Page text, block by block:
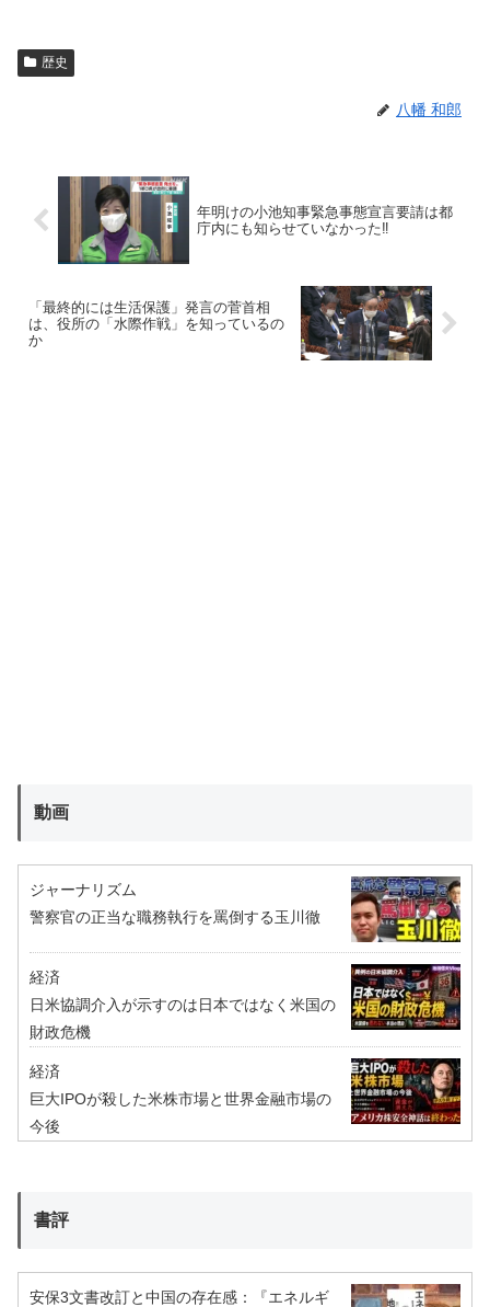
歴史
八幡 和郎
年明けの小池知事緊急事態宣言要請は都
庁内にも知らせていなかった‼️
「最終的には生活保護」発言の菅首相
は、役所の「水際作戦」を知っているの
か
動画
ジャーナリズム
警察官の正当な職務執行を罵倒する玉川徹
経済
日米協調介入が示すのは日本ではなく米国の
財政危機
経済
巨大IPOが殺した米株市場と世界金融市場の
今後
書評
安保3文書改訂と中国の存在感：『エネルギ